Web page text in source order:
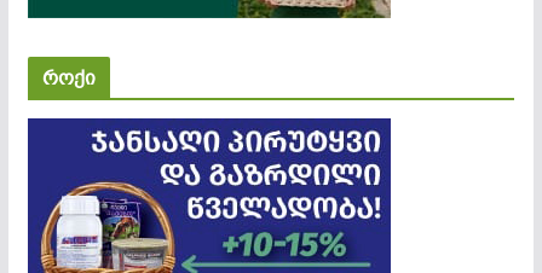
როქი